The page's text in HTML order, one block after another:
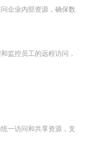
企业内部资源，确保数
监控员工的远程访问，
一访问和共享资源，支